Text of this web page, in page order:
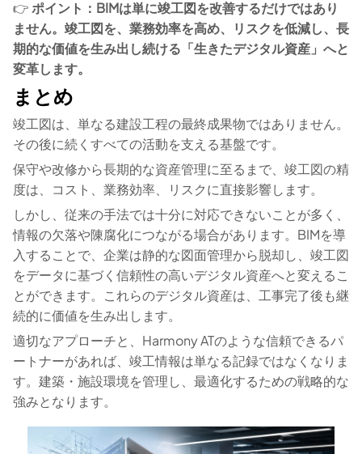
👉ポイント：BIMは単に竣工図を改善するだけではあり
ません。竣工図を、業務効率を高め、リスクを低減し、長
期的な価値を生み出し続ける「生きたデジタル資産」へと
変革します。
まとめ
竣工図は、単なる建設工程の最終成果物ではありません。
その後に続くすべての活動を支える基盤です。
保守や改修から長期的な資産管理に至るまで、竣工図の精
度は、コスト、業務効率、リスクに直接影響します。
しかし、従来の手法では十分に対応できないことが多く、
情報の欠落や陳腐化につながる場合があります。BIMを導
入することで、企業は静的な図面管理から脱却し、竣工図
をデータに基づく信頼性の高いデジタル資産へと変えるこ
とができます。これらのデジタル資産は、工事完了後も継
続的に価値を生み出します。
適切なアプローチと、Harmony ATのような信頼できるパ
ートナーがあれば、竣工情報は単なる記録ではなくなりま
す。建築・施設環境を管理し、最適化するための戦略的な
強みとなります。